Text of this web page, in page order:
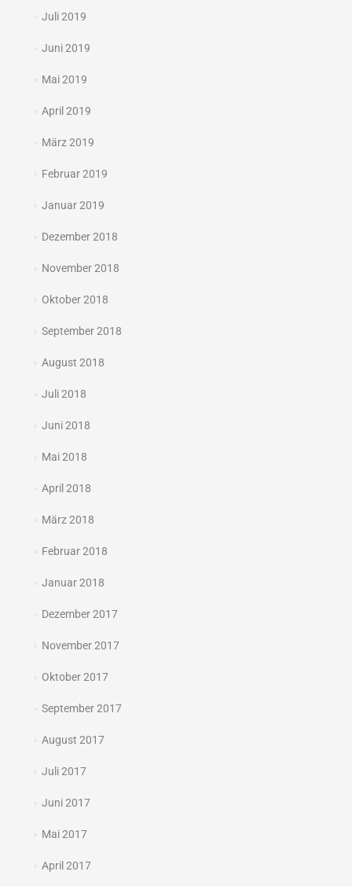
Juli 2019
Juni 2019
Mai 2019
April 2019
März 2019
Februar 2019
Januar 2019
Dezember 2018
November 2018
Oktober 2018
September 2018
August 2018
Juli 2018
Juni 2018
Mai 2018
April 2018
März 2018
Februar 2018
Januar 2018
Dezember 2017
November 2017
Oktober 2017
September 2017
August 2017
Juli 2017
Juni 2017
Mai 2017
April 2017